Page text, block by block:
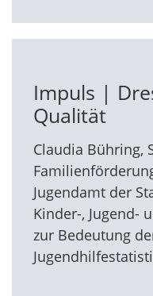
Impuls |
Qualität
Claudia Bühring,
Jugendamt der
Kinder-, Jugend-
zur Bedeutung